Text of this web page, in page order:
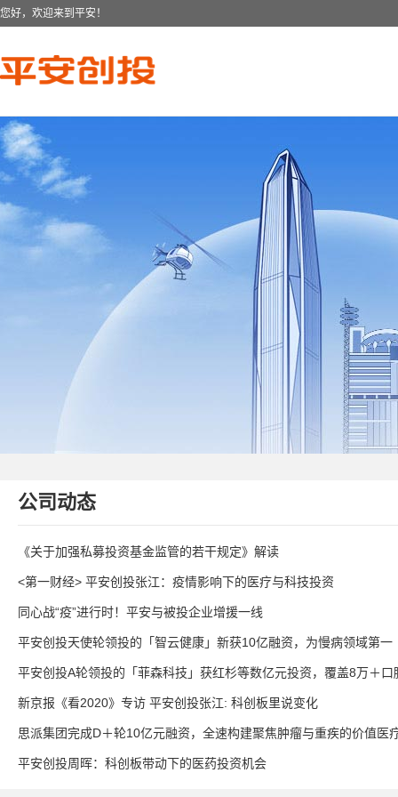
您好，欢迎来到平安！
公司动态
《关于加强私募投资基金监管的若干规定》解读
<第一财经> 平安创投张江：疫情影响下的医疗与科技投资
同心战“疫”进行时！平安与被投企业增援一线
平安创投天使轮领投的「智云健康」新获10亿融资，为慢病领域第一
平安创投A轮领投的「菲森科技」获红杉等数亿元投资，覆盖8万＋口
新京报《看2020》专访 平安创投张江: 科创板里说变化
思派集团完成D＋轮10亿元融资，全速构建聚焦肿瘤与重疾的价值医
平安创投周晖：科创板带动下的医药投资机会